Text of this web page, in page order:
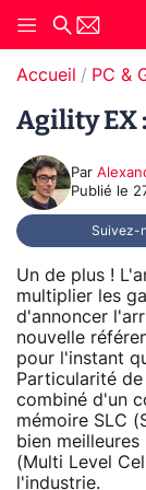
Accueil PC &
Agility EX :
Par
Publié le
Suivez-
Un de plus !
multiplier les
d'annoncer
nouvelle
pour l'instant
Particularité
combiné d'un
mémoire SLC
bien
(Multi Level
l'industrie.